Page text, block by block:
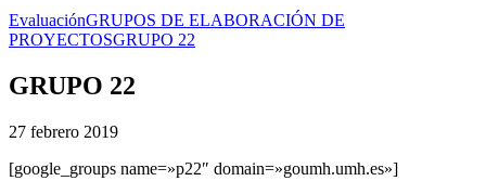
EvaluaciónGRUPOS DE ELABORACIÓN DE
PROYECTOSGRUPO 22
GRUPO 22
27 febrero 2019
[google_groups name=»p22″ domain=»goumh.umh.es»]